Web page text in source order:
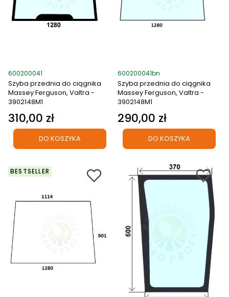
Kod produktu
600200041
Szyba przednia do ciągnika
Massey Ferguson, Valtra -
3902148M1
Cena
310,00 zł
DO KOSZYKA
Kod produktu
600200041bn
Szyba przednia do ciągnika
Massey Ferguson, Valtra -
3902148M1
Cena
290,00 zł
DO KOSZYKA
BESTSELLER